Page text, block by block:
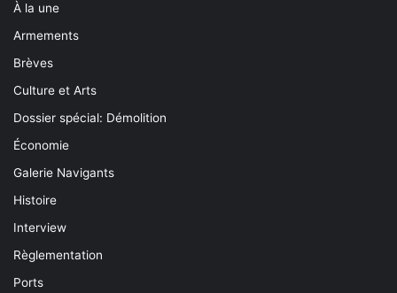
À la une
Armements
Brèves
Culture et Arts
Dossier spécial: Démolition
Économie
Galerie Navigants
Histoire
Interview
Règlementation
Ports